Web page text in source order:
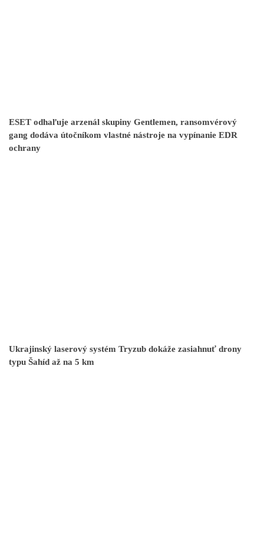
ESET odhaľuje arzenál skupiny Gentlemen, ransomvérový
gang dodáva útočníkom vlastné nástroje na vypínanie EDR
ochrany
Ukrajinský laserový systém Tryzub dokáže zasiahnuť drony
typu Šahíd až na 5 km